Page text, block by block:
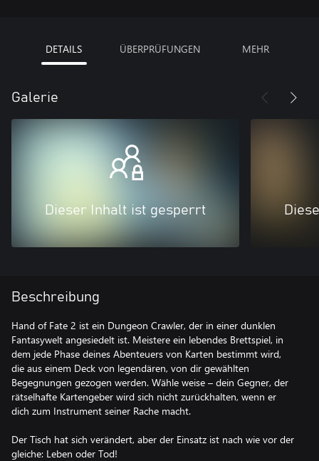
DETAILS ÜBERPRÜFUNGEN MEHR
Galerie
Dieser Inhalt ist gesperrt
Beschreibung
Hand of Fate 2 ist ein Dungeon Crawler, der in einer dunklen
Fantasywelt angesiedelt ist. Meistere ein lebendes Brettspiel, in
dem jede Phase deines Abenteuers von Karten bestimmt wird,
die aus einem Deck von legendären, von dir gewählten
Begegnungen gezogen werden. Wähle weise – dein Gegner, der
rätselhafte Kartengeber wird sich nicht zurückhalten, wenn er
dich zum Instrument seiner Rache macht.
Der Tisch hat sich verändert, aber der Einsatz ist nach wie vor der
gleiche: Leben oder Tod!